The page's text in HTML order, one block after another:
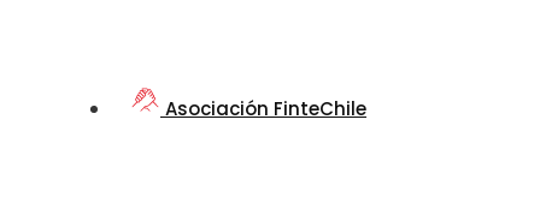
Asociación FinteChile